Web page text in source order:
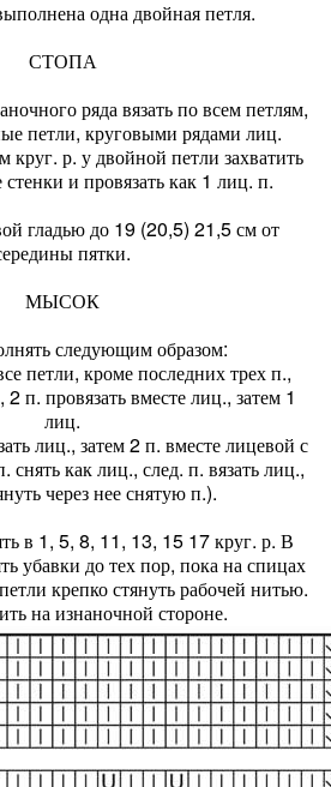
одна двойная петля.
СТОПА
ряда вязать по всем петлям,
петли, круговыми рядами лиц.
круг. р. у двойной петли захватить
и провязать как 1 лиц. п.
гладью до 19 (20,5) 21,5 см от
пятки.
МЫСОК
следующим образом:
петли, кроме последних трех п.,
п. провязать вместе лиц., затем 1
лиц.
лиц., затем 2 п. вместе лицевой с
как лиц., след. п. вязать лиц.,
через нее снятую п.).
в 1, 5, 8, 11, 13, 15 17 круг. р. В
убавки до тех пор, пока на спицах
крепко стянуть рабочей нитью.
на изнаночной стороне.